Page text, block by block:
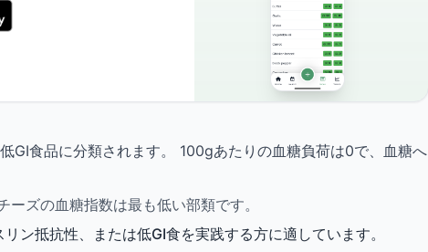
GI食品に分類されます。 100gあたりの血糖負荷は0で、血糖へ
ズの血糖指数は最も低い部類です。
ン抵抗性、または低GI食を実践する方に適しています。